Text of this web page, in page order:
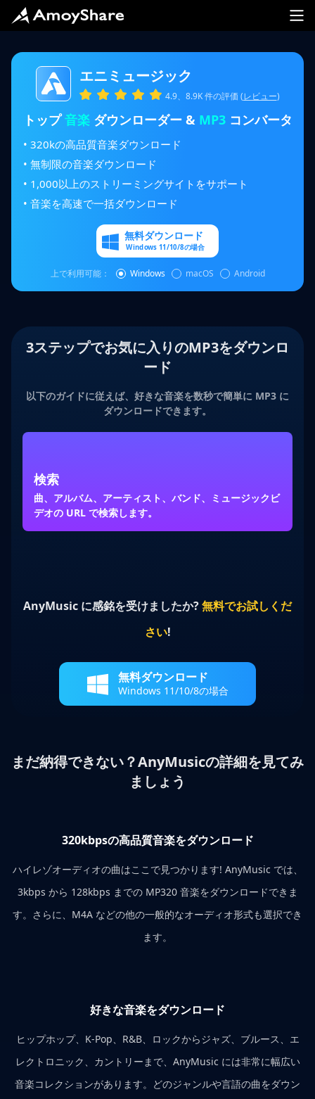
エニミュージック
4.9、8.9K 件の評価 (レビュー)
トップ音楽ダウンローダー & MP3コンバータ
• 320kの高品質音楽ダウンロード
• 無制限の音楽ダウンロード
• 1,000以上のストリーミングサイトをサポート
• 音楽を高速で一括ダウンロード
無料ダウンロード
Windows 11/10/8の場合
上で利用可能： Windows macOS Android
3ステップでお気に入りのMP3をダウンロ
ード
以下のガイドに従えば、好きな音楽を数秒で簡単に MP3 に
ダウンロードできます。
検索
曲、アルバム、アーティスト、バンド、ミュージックビ
デオの URL で検索します。
AnyMusic に感銘を受けましたか?無料でお試しくだ
さい!
無料ダウンロード
Windows 11/10/8の場合
まだ納得できない？AnyMusicの詳細を見てみ
ましょう
320kbpsの高品質音楽をダウンロード
ハイレゾオーディオの曲はここで見つかります! AnyMusic では、
3kbps から 128kbps までの MP320 音楽をダウンロードできま
す。さらに、M4A などの他の一般的なオーディオ形式も選択でき
ます。
好きな音楽をダウンロード
ヒップホップ、K-Pop、R&B、ロックからジャズ、ブルース、エ
レクトロニック、カントリーまで、AnyMusic には非常に幅広い
音楽コレクションがあります。どのジャンルや言語の曲をダウン